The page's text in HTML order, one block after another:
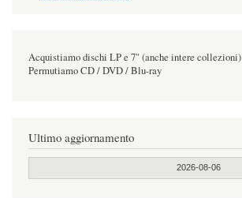
Acquistiamo dischi LP e 7" (anche intere collezioni)
Permutiamo CD / DVD / Blu-ray
Ultimo aggiornamento
2026-08-06